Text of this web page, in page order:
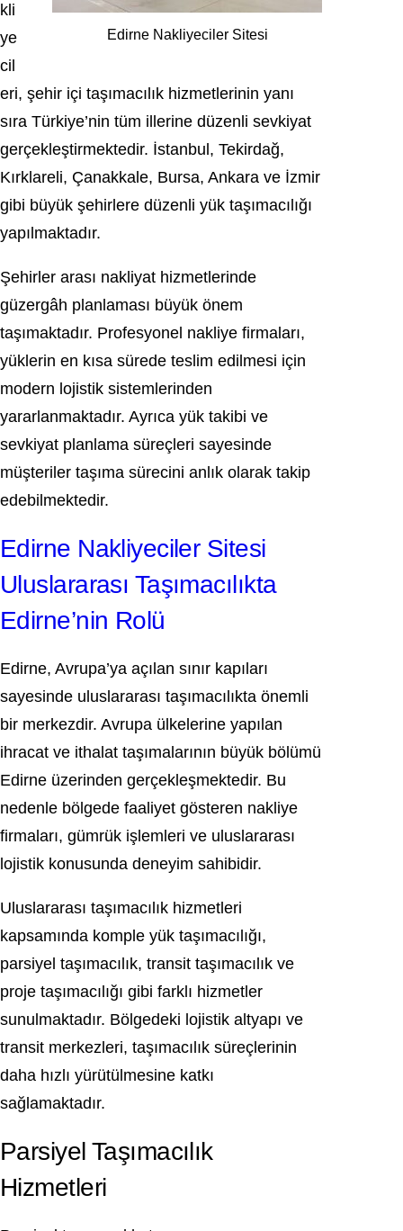
Edirne Nakliyeciler Sitesi
kli
ye
cil
eri, şehir içi taşımacılık hizmetlerinin yanı
sıra Türkiye’nin tüm illerine düzenli sevkiyat
gerçekleştirmektedir. İstanbul, Tekirdağ,
Kırklareli, Çanakkale, Bursa, Ankara ve İzmir
gibi büyük şehirlere düzenli yük taşımacılığı
yapılmaktadır.
Şehirler arası nakliyat hizmetlerinde
güzergâh planlaması büyük önem
taşımaktadır. Profesyonel nakliye firmaları,
yüklerin en kısa sürede teslim edilmesi için
modern lojistik sistemlerinden
yararlanmaktadır. Ayrıca yük takibi ve
sevkiyat planlama süreçleri sayesinde
müşteriler taşıma sürecini anlık olarak takip
edebilmektedir.
Edirne Nakliyeciler Sitesi
Uluslararası Taşımacılıkta
Edirne’nin Rolü
Edirne, Avrupa’ya açılan sınır kapıları
sayesinde uluslararası taşımacılıkta önemli
bir merkezdir. Avrupa ülkelerine yapılan
ihracat ve ithalat taşımalarının büyük bölümü
Edirne üzerinden gerçekleşmektedir. Bu
nedenle bölgede faaliyet gösteren nakliye
firmaları, gümrük işlemleri ve uluslararası
lojistik konusunda deneyim sahibidir.
Uluslararası taşımacılık hizmetleri
kapsamında komple yük taşımacılığı,
parsiyel taşımacılık, transit taşımacılık ve
proje taşımacılığı gibi farklı hizmetler
sunulmaktadır. Bölgedeki lojistik altyapı ve
transit merkezleri, taşımacılık süreçlerinin
daha hızlı yürütülmesine katkı
sağlamaktadır.
Parsiyel Taşımacılık
Hizmetleri